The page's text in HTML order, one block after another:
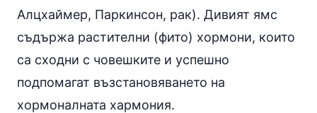
Алцхаймер, Паркинсон, рак). Дивият ямс
съдържа растителни (фито) хормони, които
са сходни с човешките и успешно
подпомагат възстановяването на
хормоналната хармония.